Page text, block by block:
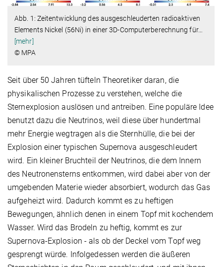
Abb. 1: Zeitentwicklung des ausgeschleuderten radioaktiven
Elements Nickel (56Ni) in einer 3D-Computerberechnung für…
[mehr]
© MPA
Seit über 50 Jahren tüfteln Theoretiker daran, die
physikalischen Prozesse zu verstehen, welche die
Sternexplosion auslösen und antreiben. Eine populäre Idee
benutzt dazu die Neutrinos, weil diese über hundertmal
mehr Energie wegtragen als die Sternhülle, die bei der
Explosion einer typischen Supernova ausgeschleudert
wird. Ein kleiner Bruchteil der Neutrinos, die dem Innern
des Neutronensterns entkommen, wird dabei aber von der
umgebenden Materie wieder absorbiert, wodurch das Gas
aufgeheizt wird. Dadurch kommt es zu heftigen
Bewegungen, ähnlich denen in einem Topf mit kochendem
Wasser. Wird das Brodeln zu heftig, kommt es zur
Supernova-Explosion - als ob der Deckel vom Topf weg
gesprengt würde. Infolgedessen werden die äußeren